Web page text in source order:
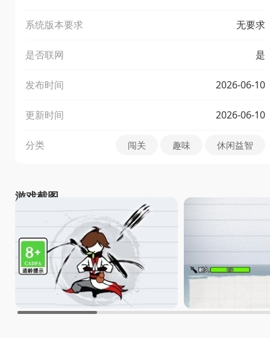
系统版本要求 无要求
是否联网 是
发布时间 2026-06-10
更新时间 2026-06-10
分类 闯关 趣味 休闲益智
游戏截图